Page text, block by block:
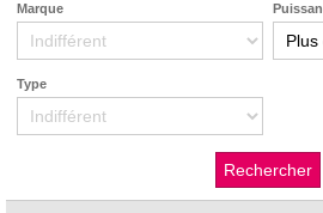
Marque
Type